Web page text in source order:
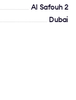
Al Safouh 2
Dubai